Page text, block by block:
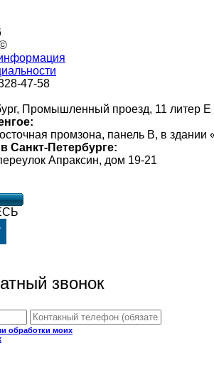
47-58
Промышленный проезд, 11 литер Е
промзона, панель В, в
Санкт-Петербурге:
Апраксин, дом 19-21
звонок
обработки моих